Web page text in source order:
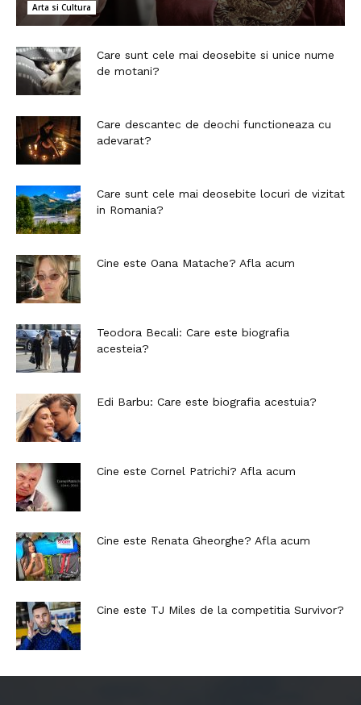
Arta si Cultura
Care sunt cele mai deosebite si unice nume
de motani?
Care descantec de deochi functioneaza cu
adevarat?
Care sunt cele mai deosebite locuri de vizitat
in Romania?
Cine este Oana Matache? Afla acum
Teodora Becali: Care este biografia
acesteia?
Edi Barbu: Care este biografia acestuia?
Cine este Cornel Patrichi? Afla acum
Cine este Renata Gheorghe? Afla acum
Cine este TJ Miles de la competitia Survivor?